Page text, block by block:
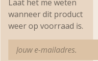
Laat het me weten
wanneer dit product
weer op voorraad is.